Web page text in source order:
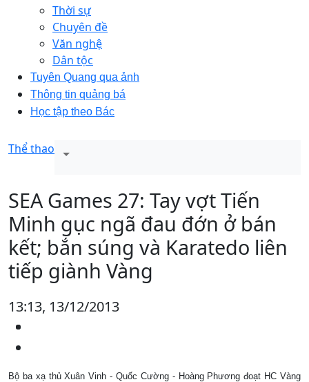
Thời sự
Chuyên đề
Văn nghệ
Dân tộc
Tuyên Quang qua ảnh
Thông tin quảng bá
Học tập theo Bác
Thể thao
SEA Games 27: Tay vợt Tiến
Minh gục ngã đau đớn ở bán
kết; bắn súng và Karatedo liên
tiếp giành Vàng
13:13, 13/12/2013
Bộ ba xạ thủ Xuân Vinh - Quốc Cường - Hoàng Phương đoạt HC Vàng